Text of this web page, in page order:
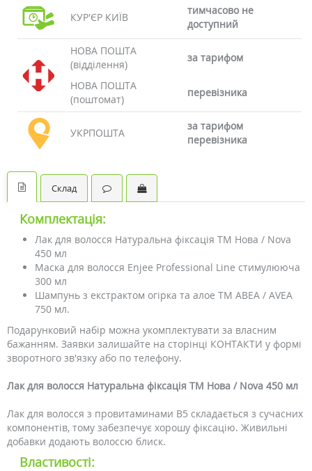
КУР'ЄР КИЇВ
тимчасово не
доступний
НОВА ПОШТА
(відділення)
за тарифом
НОВА ПОШТА
(поштомат)
перевізника
УКРПОШТА
за тарифом
перевізника
Склад
Комплектація:
Лак для волосся Натуральна фіксація ТМ Нова / Nova
450 мл
Маска для волосся Enjee Professional Line стимулююча
300 мл
Шампунь з екстрактом огірка та алое ТМ АВЕА / AVEA
750 мл.
Подарунковий набір можна укомплектувати за власним
бажанням. Заявки залишайте на сторінці КОНТАКТИ у формі
зворотного зв'язку або по телефону.
Лак для волосся Натуральна фіксація ТМ Нова / Nova 450 мл
Лак для волосся з провитаминами B5 складається з сучасних
компонентів, тому забезпечує хорошу фіксацію. Живильні
добавки додають волоссю блиск.
Властивості: